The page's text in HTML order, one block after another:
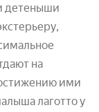
детеныши
на
ими
лаготто у